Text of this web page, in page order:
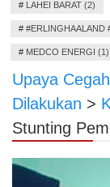
# LAHEI BARAT (2)
# #ERLINGHAALAND
# MEDCO ENERGI (1)
Upaya
Dilakukan >
Stunting